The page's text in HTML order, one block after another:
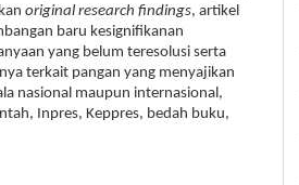
original research findings, artikel
baru kesignifikanan
yang belum teresolusi serta
terkait pangan yang menyajikan
nasional maupun internasional,
Inpres, Keppres, bedah buku,